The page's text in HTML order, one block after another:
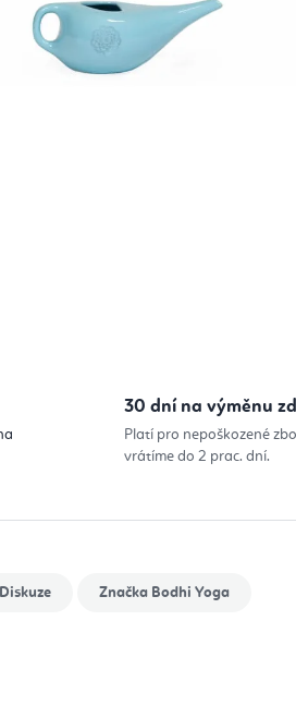
30 dní na výměnu
Platí pro nepoškozené
vrátíme do 2 prac. dní.
Diskuze Značka Bodhi Yoga